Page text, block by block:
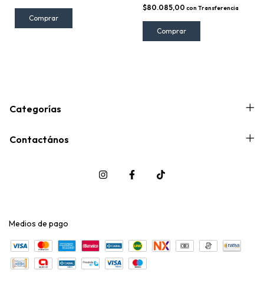
Comprar
$80.085,00 con Transferencia
Comprar
Categorías
Contactános
Medios de pago